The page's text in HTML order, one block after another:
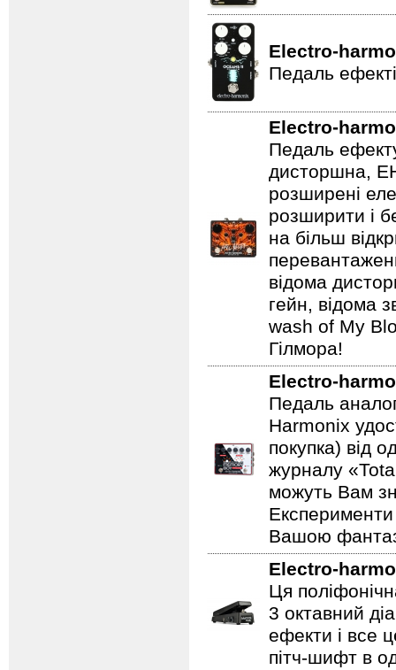
Electro-
Педаль
Electro-
Педаль
дисторшна,
розширені
розширити і
на більш
відома
гейн, відома
wash of My
Гілмора!
Electro-
Педаль
Harmonix
покупка) від
журналу
можуть Вам
Вашою
Electro-
Ця
3 октавний
ефекти і все
пітч-шифт в